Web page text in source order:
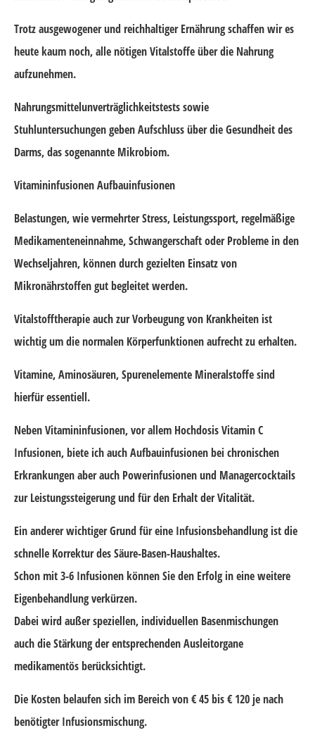
Trotz ausgewogener und reichhaltiger Ernährung schaffen wir es
heute kaum noch, alle nötigen Vitalstoffe über die Nahrung
aufzunehmen.
Nahrungsmittelunverträglichkeitstests sowie
Stuhluntersuchungen geben Aufschluss über die Gesundheit des
Darms, das sogenannte Mikrobiom.
Vitamininfusionen Aufbauinfusionen
Belastungen, wie vermehrter Stress, Leistungssport, regelmäßige
Medikamenteneinnahme, Schwangerschaft oder Probleme in den
Wechseljahren, können durch gezielten Einsatz von
Mikronährstoffen gut begleitet werden.
Vitalstofftherapie auch zur Vorbeugung von Krankheiten ist
wichtig um die normalen Körperfunktionen aufrecht zu erhalten.
Vitamine, Aminosäuren, Spurenelemente Mineralstoffe sind
hierfür essentiell.
Neben Vitamininfusionen, vor allem Hochdosis Vitamin C
Infusionen, biete ich auch Aufbauinfusionen bei chronischen
Erkrankungen aber auch Powerinfusionen und Managercocktails
zur Leistungssteigerung und für den Erhalt der Vitalität.
Ein anderer wichtiger Grund für eine Infusionsbehandlung ist die
schnelle Korrektur des Säure-Basen-Haushaltes.
Schon mit 3-6 Infusionen können Sie den Erfolg in eine weitere
Eigenbehandlung verkürzen.
Dabei wird außer speziellen, individuellen Basenmischungen
auch die Stärkung der entsprechenden Ausleitorgane
medikamentös berücksichtigt.
Die Kosten belaufen sich im Bereich von € 45 bis € 120 je nach
benötigter Infusionsmischung.